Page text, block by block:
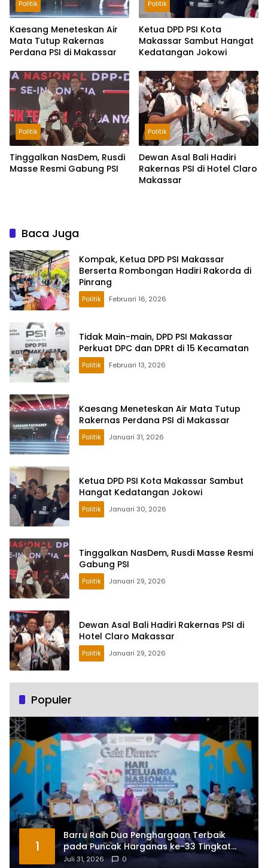
Politik
Kaesang Meneteskan Air
Mata Tutup Rakernas
Perdana PSI di Makassar
Politik
Ketua DPD PSI Kota
Makassar Sambut Hangat
Kedatangan Jokowi
Politik
Tinggalkan NasDem, Rusdi
Masse Resmi Gabung PSI
Politik
Dewan Asal Bali Hadiri
Rakernas PSI di Hotel Claro
Makassar
Baca Juga
Kompak, Ketua DPD PSI Makassar
Berserta Rombongan Hadiri Rakorda di
Pinrang
Politik Februari 16, 2026
Tidak Main-main, DPD PSI Makassar
Perkuat DPC dan DPRt di 15 Kecamatan
Politik Februari 13, 2026
Kaesang Meneteskan Air Mata Tutup
Rakernas Perdana PSI di Makassar
Politik Januari 31, 2026
Ketua DPD PSI Kota Makassar Sambut
Hangat Kedatangan Jokowi
Politik Januari 30, 2026
Tinggalkan NasDem, Rusdi Masse Resmi
Gabung PSI
Politik Januari 29, 2026
Dewan Asal Bali Hadiri Rakernas PSI di
Hotel Claro Makassar
Politik Januari 29, 2026
Populer
1
Barru Raih Dua Penghargaan Terbaik
pada Puncak Harganas ke-33 Tingkat
Sulawesi Selatan
Juli 31, 2026 0